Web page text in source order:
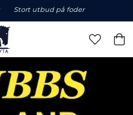
Stort utbud på foder